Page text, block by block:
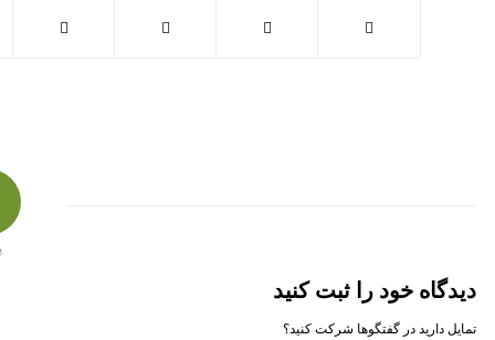
دیدگاه خود را ثبت کنید
تمایل دارید در گفتگوها شرکت کنید؟